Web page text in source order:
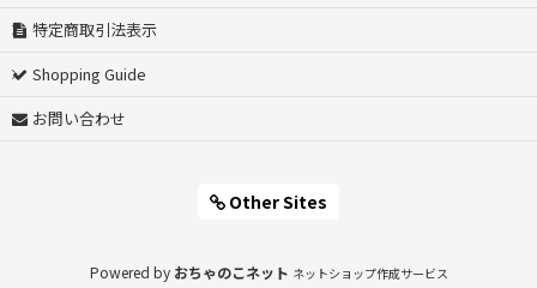
特定商取引法表示
Shopping Guide
お問い合わせ
Other Sites
Powered by おちゃのこネット ネットショップ作成サービス